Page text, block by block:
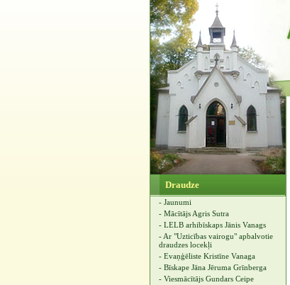
Draudze
- Jaunumi
- Mācītājs Agris Sutra
- LELB arhibīskaps Jānis Vanags
- Ar "Uzticības vairogu" apbalvotie
draudzes locekļi
- Evaņģēliste Kristīne Vanaga
- Bīskape Jāna Jēruma Grīnberga
- Viesmācītājs Gundars Ceipe